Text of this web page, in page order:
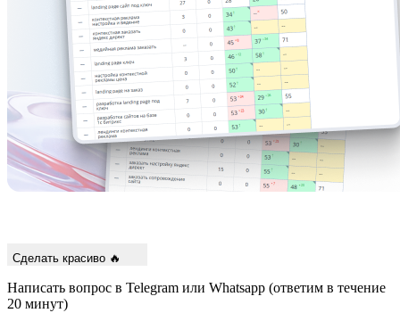
Сделать красиво 🔥
Написать вопрос в Telegram или Whatsapp (ответим в течение
20 минут)